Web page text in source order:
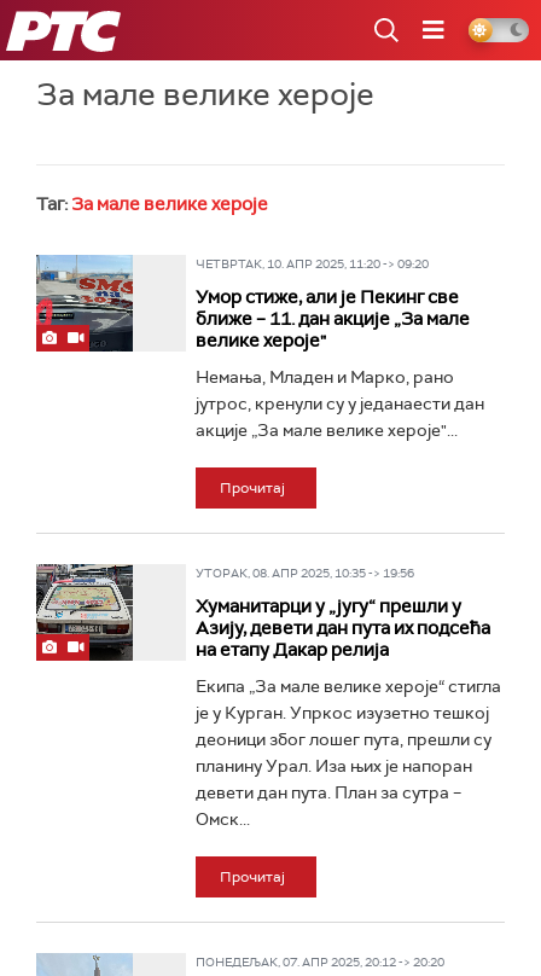
РТС
За мале велике хероје
Таг: За мале велике хероје
ЧЕТВРТАК, 10. АПР 2025, 11:20 -> 09:20
Умор стиже, али је Пекинг све
ближе – 11. дан акције „За мале
велике хероје"
Немања, Младен и Марко, рано
јутрос, кренули су у једанаести дан
акције „За мале велике хероје"...
Прочитај
УТОРАК, 08. АПР 2025, 10:35 -> 19:56
Хуманитарци у „југу“ прешли у
Азију, девети дан пута их подсећа
на етапу Дакар релија
Екипа „За мале велике хероје“ стигла
је у Курган. Упркос изузетно тешкој
деоници због лошег пута, прешли су
планину Урал. Иза њих је напоран
девети дан пута. План за сутра –
Омск...
Прочитај
ПОНЕДЕЉАК, 07. АПР 2025, 20:12 -> 20:20